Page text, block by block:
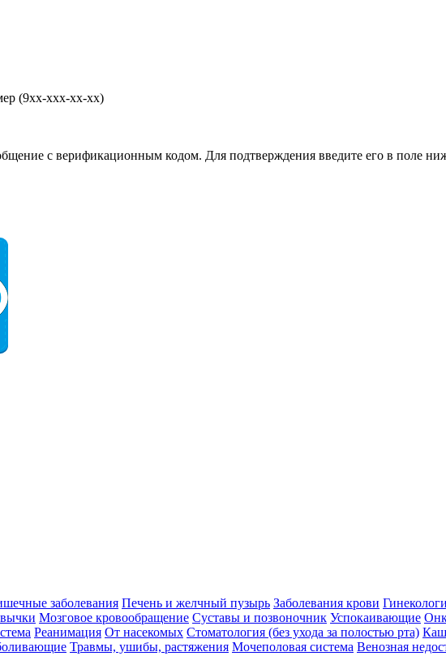
(9хх-ххх-хх-хх)
с верификационным кодом. Для подтверждения введите его в поле
заболевания Печень и желчный пузырь Заболевания крови
Мозговое кровообращение Суставы и позвоночник Успокаивающие
Реанимация От насекомых Стоматология (без ухода за полостью рта)
Травмы, ушибы, растяжения Мочеполовая система Венозная